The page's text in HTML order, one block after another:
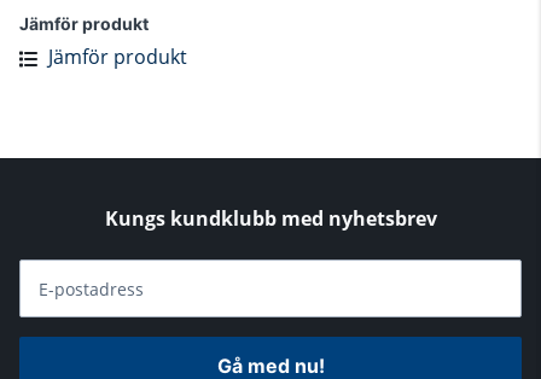
Jämför produkt
Jämför produkt
Kungs kundklubb med nyhetsbrev
E-postadress
Gå med nu!